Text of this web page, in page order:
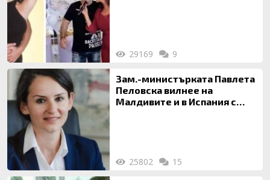
29169 9
Зам.-министърката Павлета
Пеловска вилнее на
Малдивите и в Испания с
25802 15